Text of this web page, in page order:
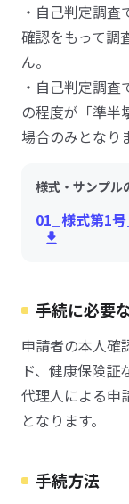
・自己判定調
確認をもって調
ん。
・自己判定調
の程度が「準半
場合のみとなり
様式・サンプル
01_様式第1
手続に必要
申請者の本人確
ド、健康保険証
代理人による申
となります。
手続方法